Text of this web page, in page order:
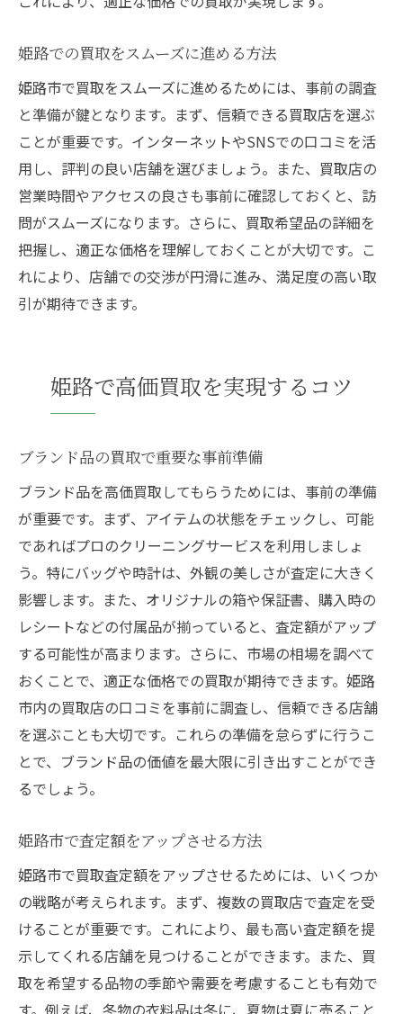
姫路での買取をスムーズに進める方法
姫路市で買取をスムーズに進めるためには、事前の調査
と準備が鍵となります。まず、信頼できる買取店を選ぶ
ことが重要です。インターネットやSNSでの口コミを活
用し、評判の良い店舗を選びましょう。また、買取店の
営業時間やアクセスの良さも事前に確認しておくと、訪
問がスムーズになります。さらに、買取希望品の詳細を
把握し、適正な価格を理解しておくことが大切です。こ
れにより、店舗での交渉が円滑に進み、満足度の高い取
引が期待できます。
姫路で高価買取を実現するコツ
ブランド品の買取で重要な事前準備
ブランド品を高価買取してもらうためには、事前の準備
が重要です。まず、アイテムの状態をチェックし、可能
であればプロのクリーニングサービスを利用しましょ
う。特にバッグや時計は、外観の美しさが査定に大きく
影響します。また、オリジナルの箱や保証書、購入時の
レシートなどの付属品が揃っていると、査定額がアップ
する可能性が高まります。さらに、市場の相場を調べて
おくことで、適正な価格での買取が期待できます。姫路
市内の買取店の口コミを事前に調査し、信頼できる店舗
を選ぶことも大切です。これらの準備を怠らずに行うこ
とで、ブランド品の価値を最大限に引き出すことができ
るでしょう。
姫路市で査定額をアップさせる方法
姫路市で買取査定額をアップさせるためには、いくつか
の戦略が考えられます。まず、複数の買取店で査定を受
けることが重要です。これにより、最も高い査定額を提
示してくれる店舗を見つけることができます。また、買
取を希望する品物の季節や需要を考慮することも有効で